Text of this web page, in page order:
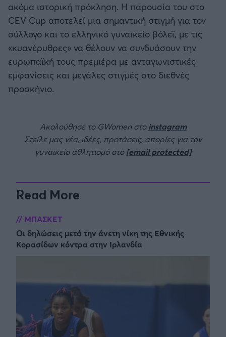
ακόμα ιστορική πρόκληση. Η παρουσία του στο
CEV Cup αποτελεί μια σημαντική στιγμή για τον
σύλλογο και το ελληνικό γυναικείο βόλεϊ, με τις
«κυανέρυθρες» να θέλουν να συνδυάσουν την
ευρωπαϊκή τους πρεμιέρα με ανταγωνιστικές
εμφανίσεις και μεγάλες στιγμές στο διεθνές
προσκήνιο.
Ακολούθησε το GWomen στοinstagram
Στείλε μας νέα, ιδέες, προτάσεις, απορίες για τον
γυναικείο αθλητισμό στο[email protected]
Read More
ΜΠΑΣΚΕΤ
Οι δηλώσεις μετά την άνετη νίκη της Εθνικής
Κορασίδων κόντρα στην Ιρλανδία